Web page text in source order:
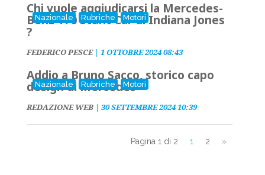
Nazionale Rubriche Motori
Chi vuole aggiudicarsi la Mercedes-
Benz 170 Stunt Car di Indiana Jones
?
FEDERICO PESCE| 1 OTTOBRE 2024 08:43
Nazionale Rubriche Motori
Addio a Bruno Sacco, storico capo
design di Mercedes
REDAZIONE WEB| 30 SETTEMBRE 2024 10:39
Pagina 1 di 2 1 2 »